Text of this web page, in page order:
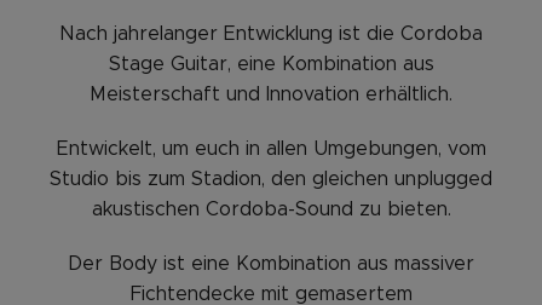
Nach jahrelanger Entwicklung ist die Cordoba
Stage Guitar, eine Kombination aus
Meisterschaft und Innovation erhältlich.
Entwickelt, um euch in allen Umgebungen, vom
Studio bis zum Stadion, den gleichen unplugged
akustischen Cordoba-Sound zu bieten.
Der Body ist eine Kombination aus massiver
Fichtendecke mit gemasertem